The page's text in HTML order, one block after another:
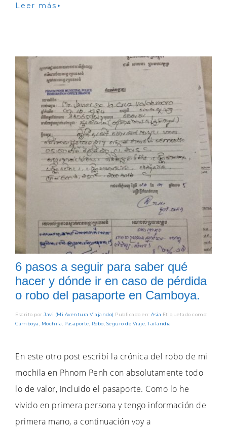
Leer más
6 pasos a seguir para saber qué
hacer y dónde ir en caso de pérdida
o robo del pasaporte en Camboya.
Escrito por Javi (Mi Aventura Viajando) Publicado en: Asia Etiquetado como:
Camboya, Mochila, Pasaporte, Robo, Seguro de Viaje, Tailandia
En este otro post escribí la crónica del robo de mi
mochila en Phnom Penh con absolutamente todo
lo de valor, incluido el pasaporte. Como lo he
vivido en primera persona y tengo información de
primera mano, a continuación voy a